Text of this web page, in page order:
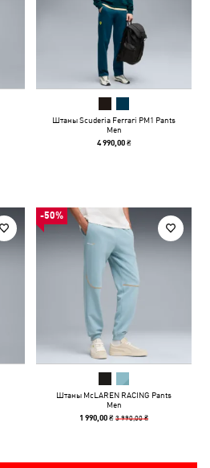
Штаны Scuderia Ferrari PM1 Pants
Men
4 990,00 ₴
-50%
Штаны McLAREN RACING Pants
Men
1 990,00 ₴3 990,00 ₴